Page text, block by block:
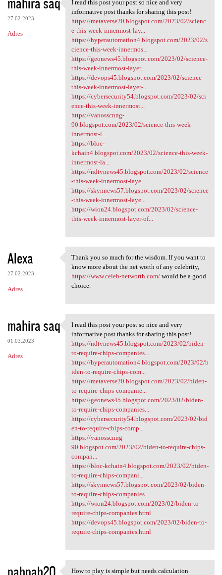
27.02.2023
Adres
I read this post your post so
I read this post your post so nice and very
informative post thanks for sharing this post!
https://metaverse20.blogspot.com/2023/02/scienc
e-this-week-innermost-lay...
https://hyperautomation4.blogspot.com/2023/02/s
cience-this-week-innermos...
https://geonews45.blogspot.com/2023/02/science-
this-week-innermost-layer...
https://devops45.blogspot.com/2023/02/science-
this-week-innermost-layer-...
https://cybersecurity54.blogspot.com/2023/02/sci
ence-this-week-innermost...
https://vanosscnng-
90.blogspot.com/2023/02/science-this-week-
innermost-l...
https://bloc-
kchain4.blogspot.com/2023/02/science-this-week-
innermost-la...
https://ndtvnews45.blogspot.com/2023/02/science
-this-week-innermost-laye...
https://skynnews57.blogspot.com/2023/02/science
-this-week-innermost-laye...
https://wion24.blogspot.com/2023/02/science-
this-week-innermost-layer-of...
Alexa
27.02.2023
Adres
Thank you so much for the
Thank you so much for the wisdom. If you want to
know more about the net worth of any celebrity,
https://www.celeb-networth.com/would be a good
choice.
mahira saq
01.03.2023
Adres
I read this post your post so
I read this post your post so nice and very
informative post thanks for sharing this post!
https://ndtvnews45.blogspot.com/2023/02/biden-
to-require-chips-companies...
https://hyperautomation4.blogspot.com/2023/02/b
iden-to-require-chips-com...
https://metaverse20.blogspot.com/2023/02/biden-
to-require-chips-companie...
https://geonews45.blogspot.com/2023/02/biden-
to-require-chips-companies....
https://cybersecurity54.blogspot.com/2023/02/bid
en-to-require-chips-comp...
https://vanosscnng-
90.blogspot.com/2023/02/biden-to-require-chips-
compan...
https://bloc-kchain4.blogspot.com/2023/02/biden-
to-require-chips-compani...
https://skynnews57.blogspot.com/2023/02/biden-
to-require-chips-companies...
https://wion24.blogspot.com/2023/02/biden-to-
require-chips-companies.html
https://devops45.blogspot.com/2023/02/biden-to-
require-chips-companies.html
How to play is simple but needs calculation